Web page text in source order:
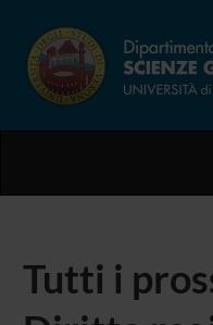
Tutti i